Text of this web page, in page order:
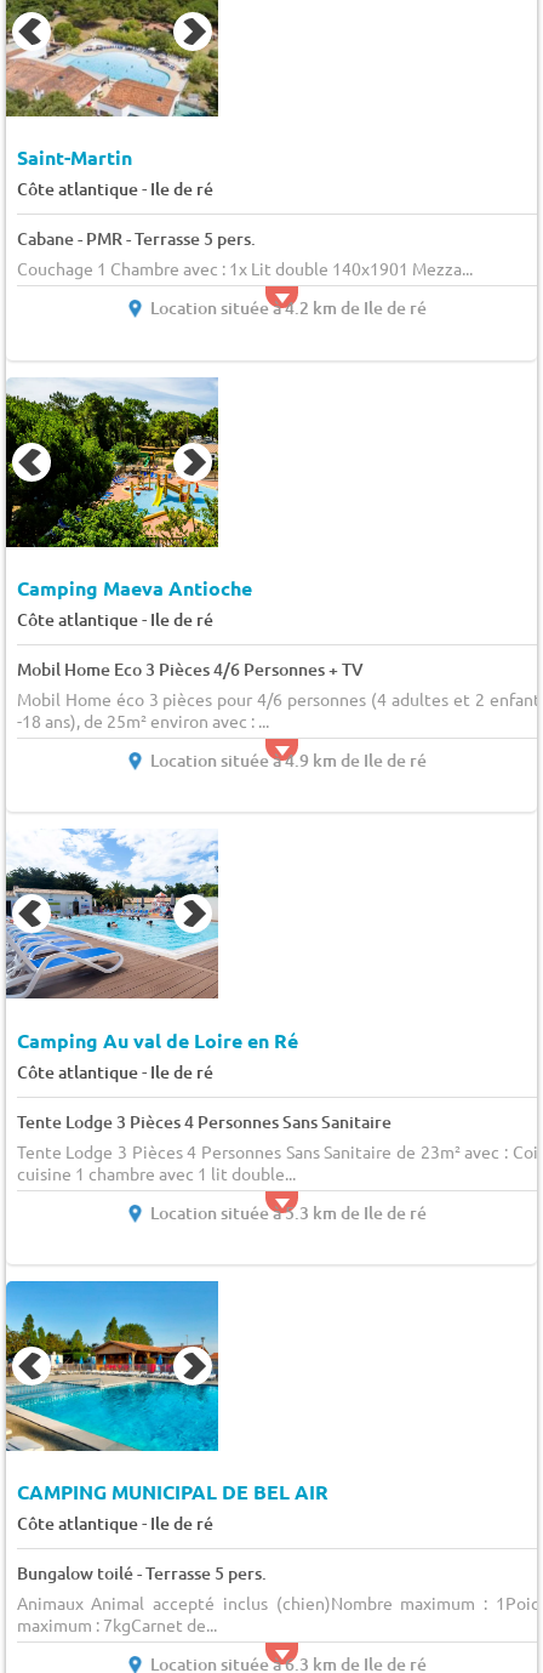
Saint-Martin
Côte atlantique- Ile de ré
Cabane - PMR - Terrasse 5 pers.
Couchage 1 Chambre avec : 1x Lit double 140x1901 Mezza...
Location située à 4.2 km de Ile de ré
Camping Maeva Antioche
Côte atlantique- Ile de ré
Mobil Home Eco 3 Pièces 4/6 Personnes + TV
Mobil Home éco 3 pièces pour 4/6 personnes (4 adultes et 2
-18 ans), de 25m² environ avec : ...
Location située à 4.9 km de Ile de ré
Camping Au val de Loire en Ré
Côte atlantique- Ile de ré
Tente Lodge 3 Pièces 4 Personnes Sans Sanitaire
Tente Lodge 3 Pièces 4 Personnes Sans Sanitaire de 23m² avec :
cuisine 1 chambre avec 1 lit double...
Location située à 5.3 km de Ile de ré
CAMPING MUNICIPAL DE BEL AIR
Côte atlantique- Ile de ré
Bungalow toilé - Terrasse 5 pers.
Animaux Animal accepté inclus (chien)Nombre maximum :
maximum : 7kgCarnet de...
Location située à 6.3 km de Ile de ré